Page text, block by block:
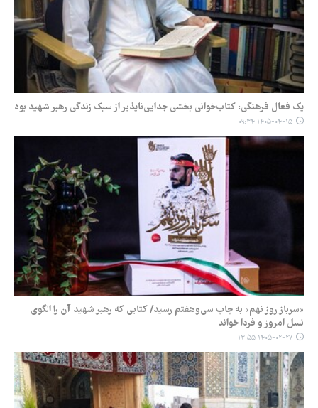
یک فعال فرهنگی: کتاب‌خوانی بخشی جدایی‌ناپذیر از سبک زندگی رهبر شهید بود
۱۴۰۵-۰۴-۱۵ ۰۹:۳۴
«سرباز روز نهم» به چاپ سی‌وهفتم رسید/ کتابی که رهبر شهید آن را الگوی
نسل امروز و فردا خواند
۱۴۰۵-۰۲-۲۷ ۱۳:۵۵